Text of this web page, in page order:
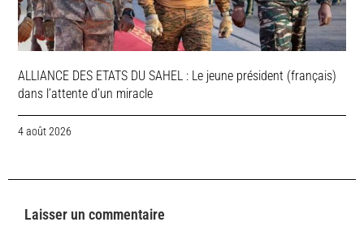
ALLIANCE DES ETATS DU SAHEL : Le jeune président (français)
dans l’attente d’un miracle
4 août 2026
Laisser un commentaire